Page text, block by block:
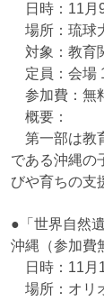
日時：11月
場所：琉球
対象：教育
定員：会場
参加費：無
概要：
第一部は教
である沖縄の
びや育ちの支
●「世界自然
沖縄（参加費
日時：11月
場所：オリ